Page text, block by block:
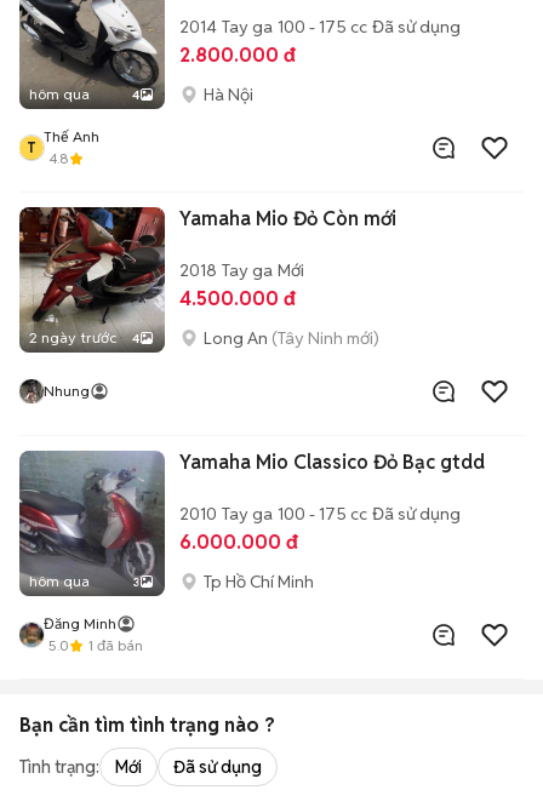
hôm qua 4
2014 Tay ga 100 - 175 cc Đã sử dụng
2.800.000 đ
Hà Nội
T
Thế Anh
4.8
2 ngày trước 4
Yamaha Mio Đỏ Còn mới
2018 Tay ga Mới
4.500.000 đ
Long An (Tây Ninh mới)
Nhung
hôm qua 3
Yamaha Mio Classico Đỏ Bạc gtdd
2010 Tay ga 100 - 175 cc Đã sử dụng
6.000.000 đ
Tp Hồ Chí Minh
Đăng Minh
5.0
1 đã bán
Bạn cần tìm tình trạng nào ?
Tình trạng: Mới Đã sử dụng